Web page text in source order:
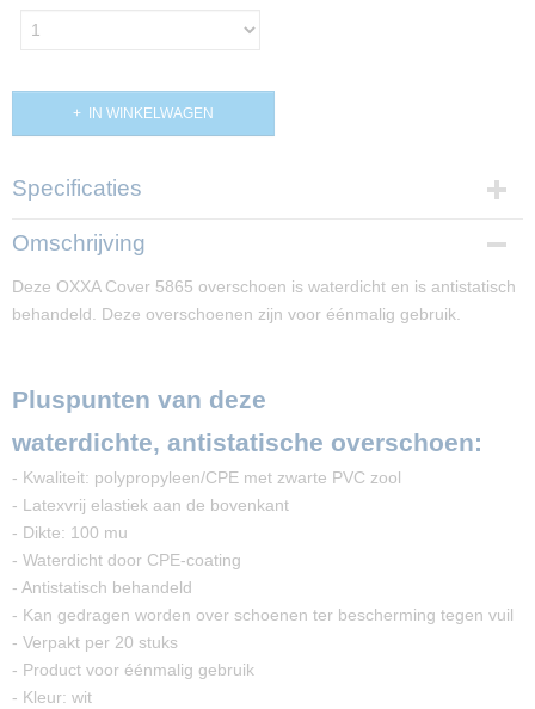
IN WINKELWAGEN
Specificaties
Productcode
Omschrijving
Deze OXXA Cover 5865 overschoen is waterdicht en is antistatisch
behandeld. Deze overschoenen zijn voor éénmalig gebruik.
Pluspunten van deze
waterdichte, antistatische overschoen:
- Kwaliteit: polypropyleen/CPE met zwarte PVC zool
- Latexvrij elastiek aan de bovenkant
- Dikte: 100 mu
- Waterdicht door CPE-coating
- Antistatisch behandeld
- Kan gedragen worden over schoenen ter bescherming tegen vuil
- Verpakt per 20 stuks
- Product voor éénmalig gebruik
- Kleur: wit